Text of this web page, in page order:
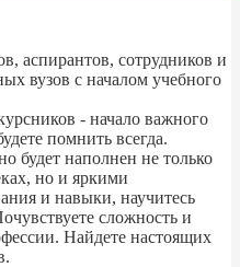
аспирантов, сотрудников и
вузов с началом учебного
- начало важного
помнить всегда.
будет наполнен не только
но и яркими
и навыки, научитесь
сложность и
Найдете настоящих